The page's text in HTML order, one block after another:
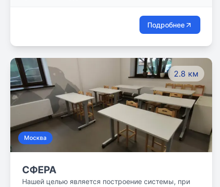
Подробнее
2.8 км
Москва
СФЕРА
Нашей целью является построение системы, при